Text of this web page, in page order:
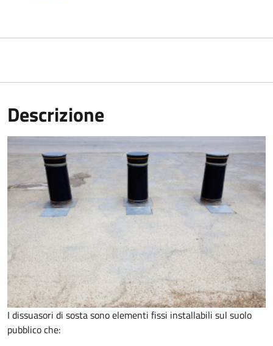
Descrizione
I dissuasori di sosta sono elementi fissi installabili sul suolo
pubblico che: